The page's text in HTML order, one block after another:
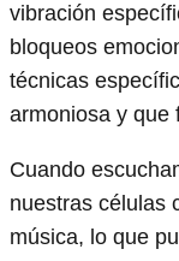
vibración
bloqueos
técnicas
armoniosa y que
Cuando
nuestras células
música, lo que